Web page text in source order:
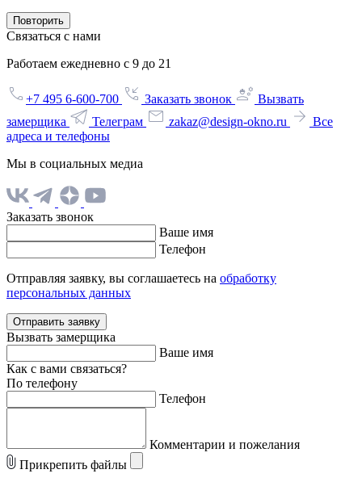
Повторить
Связаться с нами
Работаем ежедневно с 9 до 21
+7 495 6-600-700 Заказать звонок
Вызвать
замерщика
Телеграм zakaz@design-okno.ru
Все
адреса и телефоны
Мы в социальных медиа
Заказать звонок
Ваше имя
Телефон
Отправляя заявку, вы соглашаетесь на обработку
персональных данных
Отправить заявку
Вызвать замерщика
Ваше имя
Как с вами связаться?
По телефону
Телефон
Комментарии и пожелания
Прикрепить файлы